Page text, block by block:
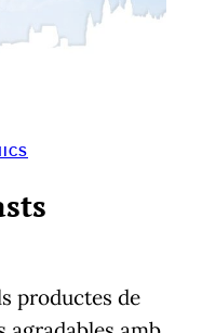
productes de